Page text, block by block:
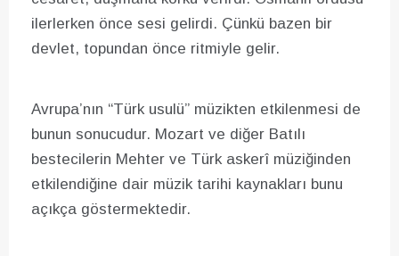
ilerlerken önce sesi gelirdi. Çünkü bazen bir
devlet, topundan önce ritmiyle gelir.
Avrupa’nın “Türk usulü” müzikten etkilenmesi de
bunun sonucudur. Mozart ve diğer Batılı
bestecilerin Mehter ve Türk askerî müziğinden
etkilendiğine dair müzik tarihi kaynakları bunu
açıkça göstermektedir.